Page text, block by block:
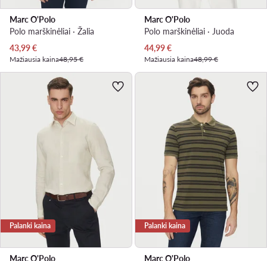
Marc O'Polo
Polo marškinėliai · Žalia
Dabartinė kaina
43,99€
Mažiausia kaina48,95 €
Marc O'Polo
Polo marškinėliai · Juoda
Dabartinė kaina
44,99€
Mažiausia kaina48,99 €
Palanki kaina
Marc O'Polo
Palanki kaina
Marc O'Polo